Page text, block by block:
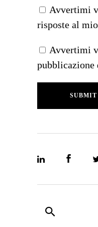
Avvertimi
risposte al
Avvertimi
pubblicazione
SUBMIT